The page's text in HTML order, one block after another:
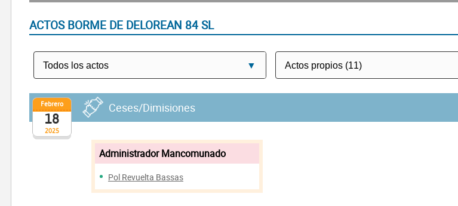
ACTOS BORME DE DELOREAN 84 SL
2025
Febrero
18
Ceses/Dimisiones
Administrador Mancomunado
Pol Revuelta Bassas